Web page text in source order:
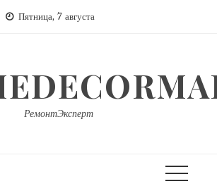
Пятница, 7 августа
РемонтЭксперт